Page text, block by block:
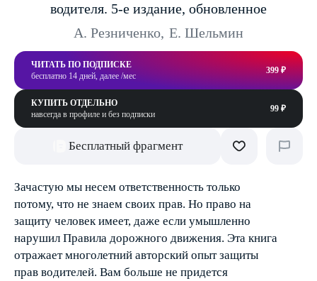
водителя. 5-е издание, обновленное
А. Резниченко, Е. Шельмин
ЧИТАТЬ ПО ПОДПИСКЕ
бесплатно 14 дней, далее /мес
399 ₽
КУПИТЬ ОТДЕЛЬНО
навсегда в профиле и без подписки
99 ₽
Бесплатный фрагмент
Зачастую мы несем ответственность только
потому, что не знаем своих прав. Но право на
защиту человек имеет, даже если умышленно
нарушил Правила дорожного движения. Эта книга
отражает многолетний авторский опыт защиты
прав водителей. Вам больше не придется